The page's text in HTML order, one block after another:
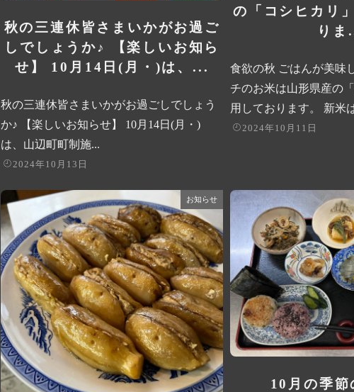
秋の三連休️皆さまいかがお過ご
しでしょうか♪ 【楽しいお知ら
せ】 10月14日(月・️)は、...
秋の三連休️皆さまいかがお過ごしでしょう
か♪ 【楽しいお知らせ】 10月14日(月・️)
は、山辺町町制施...
2024年10月13日
の「コシヒカリ
りま
食欲の秋 ごはんが美味
チのお米は山形県産の
用しております。 新米
2024年10月11日
お知らせ
10月の季節